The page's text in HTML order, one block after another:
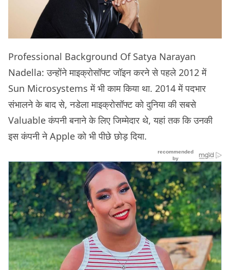
Professional Background Of Satya Narayan
Nadella: उन्होंने माइक्रोसॉफ्ट जॉइन करने से पहले 2012 में
Sun Microsystems में भी काम किया था. 2014 में पदभार
संभालने के बाद से, नडेला माइक्रोसॉफ्ट को दुनिया की सबसे
Valuable कंपनी बनाने के लिए जिम्मेदार थे, यहां तक कि उनकी
इस कंपनी ने Apple को भी पीछे छोड़ दिया.